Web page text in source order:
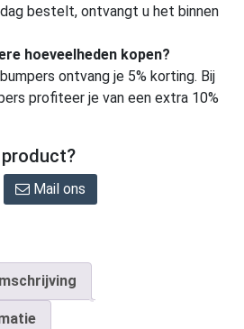
bestelt, ontvangt u het binnen
hoeveelheden kopen?
ontvang je 5% korting. Bij
profiteer je van een extra 10%
Mail ons